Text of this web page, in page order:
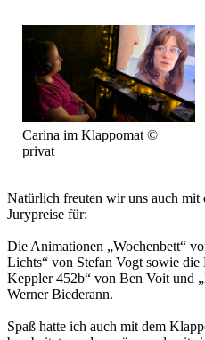
Carina im Klappomat ©
privat
Natürlich freuten wir uns auch mit
Jurypreise für:
Die Animationen „Wochenbett“
Lichts“ von Stefan Vogt sowie
Keppler 452b“ von Ben Voit und
Werner Biederann.
Spaß hatte ich auch mit dem